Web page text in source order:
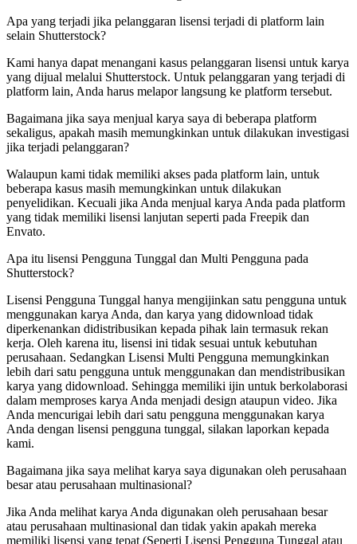
Apa yang terjadi jika pelanggaran lisensi terjadi di platform lain
selain Shutterstock?
Kami hanya dapat menangani kasus pelanggaran lisensi untuk karya
yang dijual melalui Shutterstock. Untuk pelanggaran yang terjadi di
platform lain, Anda harus melapor langsung ke platform tersebut.
Bagaimana jika saya menjual karya saya di beberapa platform
sekaligus, apakah masih memungkinkan untuk dilakukan investigasi
jika terjadi pelanggaran?
Walaupun kami tidak memiliki akses pada platform lain, untuk
beberapa kasus masih memungkinkan untuk dilakukan
penyelidikan. Kecuali jika Anda menjual karya Anda pada platform
yang tidak memiliki lisensi lanjutan seperti pada Freepik dan
Envato.
Apa itu lisensi Pengguna Tunggal dan Multi Pengguna pada
Shutterstock?
Lisensi Pengguna Tunggal hanya mengijinkan satu pengguna untuk
menggunakan karya Anda, dan karya yang didownload tidak
diperkenankan didistribusikan kepada pihak lain termasuk rekan
kerja. Oleh karena itu, lisensi ini tidak sesuai untuk kebutuhan
perusahaan. Sedangkan Lisensi Multi Pengguna memungkinkan
lebih dari satu pengguna untuk menggunakan dan mendistribusikan
karya yang didownload. Sehingga memiliki ijin untuk berkolaborasi
dalam memproses karya Anda menjadi design ataupun video. Jika
Anda mencurigai lebih dari satu pengguna menggunakan karya
Anda dengan lisensi pengguna tunggal, silakan laporkan kepada
kami.
Bagaimana jika saya melihat karya saya digunakan oleh perusahaan
besar atau perusahaan multinasional?
Jika Anda melihat karya Anda digunakan oleh perusahaan besar
atau perusahaan multinasional dan tidak yakin apakah mereka
memiliki lisensi yang tepat (Seperti Lisensi Pengguna Tunggal atau